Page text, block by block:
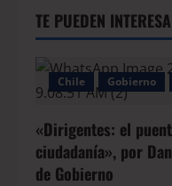
TE PUEDEN
Chile Gobierno
«Dirigentes: el
ciudadanía», por
de Gobierno